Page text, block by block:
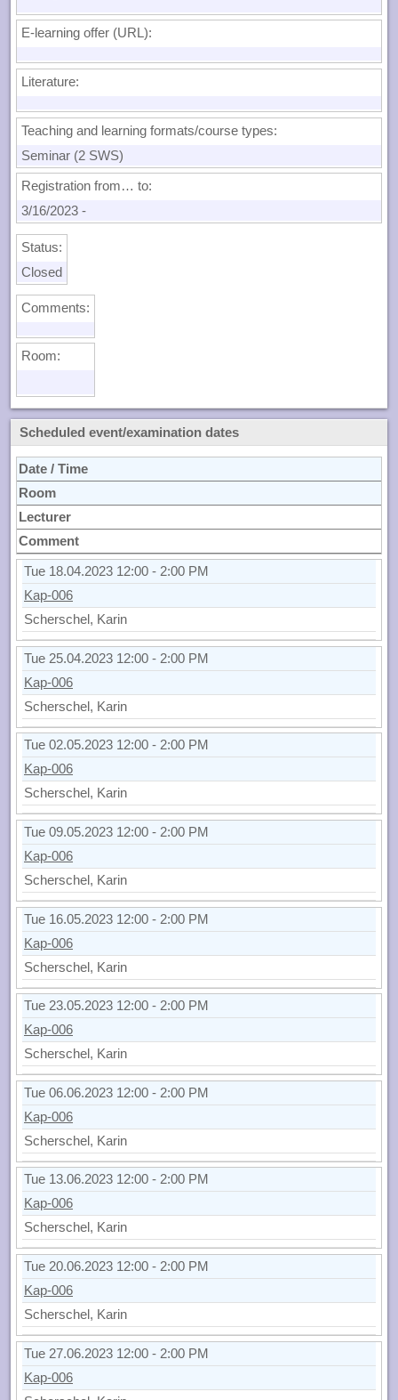
E-learning offer (URL):
Literature:
Teaching and learning formats/course types:
Seminar (2 SWS)
Registration from… to:
3/16/2023 -
Status:
Closed
Comments:
Room:
Scheduled event/examination dates
Date / Time
Room
Lecturer
Comment
Tue 18.04.2023 12:00 - 2:00 PM
Kap-006
Scherschel, Karin
Tue 25.04.2023 12:00 - 2:00 PM
Kap-006
Scherschel, Karin
Tue 02.05.2023 12:00 - 2:00 PM
Kap-006
Scherschel, Karin
Tue 09.05.2023 12:00 - 2:00 PM
Kap-006
Scherschel, Karin
Tue 16.05.2023 12:00 - 2:00 PM
Kap-006
Scherschel, Karin
Tue 23.05.2023 12:00 - 2:00 PM
Kap-006
Scherschel, Karin
Tue 06.06.2023 12:00 - 2:00 PM
Kap-006
Scherschel, Karin
Tue 13.06.2023 12:00 - 2:00 PM
Kap-006
Scherschel, Karin
Tue 20.06.2023 12:00 - 2:00 PM
Kap-006
Scherschel, Karin
Tue 27.06.2023 12:00 - 2:00 PM
Kap-006